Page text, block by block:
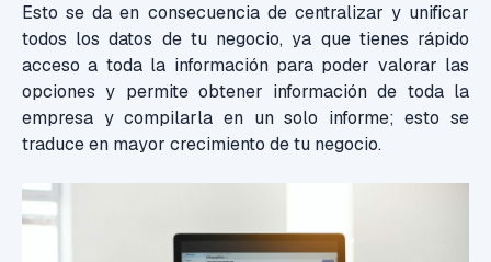
Esto se da en consecuencia de centralizar y unificar
todos los datos de tu negocio, ya que tienes rápido
acceso a toda la información para poder valorar las
opciones y permite obtener información de toda la
empresa y compilarla en un solo informe; esto se
traduce en mayor crecimiento de tu negocio.